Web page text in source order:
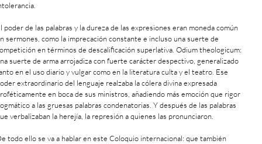
poder de las palabras y la dureza de las expresiones eran moneda común
sermones, como la imprecación constante e incluso una suerte de
en términos de descalificación superlativa. Odium theologicum:
suerte de arma arrojadiza con fuerte carácter despectivo, generalizado
en el uso diario y vulgar como en la literatura culta y el teatro. Ese
extraordinario del lenguaje realzaba la cólera divina expresada
en boca de sus ministros, añadiendo más emoción que rigor
a las gruesas palabras condenatorias. Y después de las palabras
verbalizaban la herejía, la represión a quienes las pronunciaron.
todo ello se va a hablar en este Coloquio internacional: que también